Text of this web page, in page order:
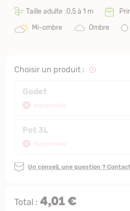
Taille adulte :0,5 à 1 m
Mi-ombre
Ombre
Choisir un produit :
Godet
Indisponible
Pot 3L
Indisponible
Un conseil, une question ?
Total : 4,01 €